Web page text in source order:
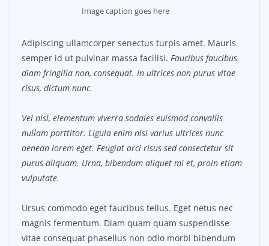
Image caption goes here
Adipiscing ullamcorper senectus turpis amet. Mauris
semper id ut pulvinar massa facilisi. Faucibus faucibus
diam fringilla non, consequat. In ultrices non purus vitae
risus, dictum nunc.
Vel nisl, elementum viverra sodales euismod convallis
nullam porttitor. Ligula enim nisi varius ultrices nunc
aenean lorem eget. Feugiat orci risus sed consectetur sit
purus aliquam. Urna, bibendum aliquet mi et, proin etiam
vulputate.
Ursus commodo eget faucibus tellus. Eget netus nec
magnis fermentum. Diam quam quam suspendisse
vitae consequat phasellus non odio morbi bibendum